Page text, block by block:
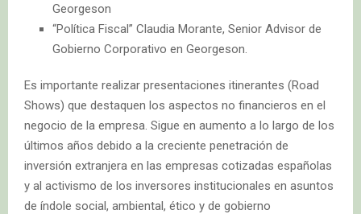
Georgeson
“Política Fiscal” Claudia Morante, Senior Advisor de
Gobierno Corporativo en Georgeson.
Es importante realizar presentaciones itinerantes (Road
Shows) que destaquen los aspectos no financieros en el
negocio de la empresa. Sigue en aumento a lo largo de los
últimos años debido a la creciente penetración de
inversión extranjera en las empresas cotizadas españolas
y al activismo de los inversores institucionales en asuntos
de índole social, ambiental, ético y de gobierno